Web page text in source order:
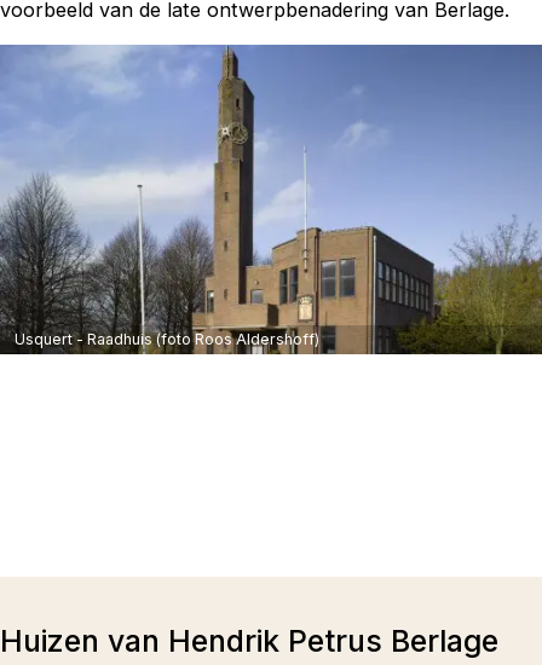
Usquert - Raadhuis (foto Roos Aldershoff)
voorbeeld van de late ontwerpbenadering van Berlage.
Huizen van Hendrik Petrus Berlage